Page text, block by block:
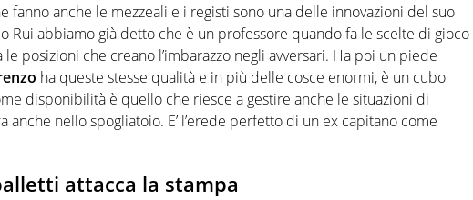
fanno anche le mezzeali e i registi sono una delle innovazioni del suo
Rui abbiamo già detto che è un professore quando fa le scelte di gioco
posizioni che creano l’imbarazzo negli avversari. Ha poi un piede
ha queste stesse qualità e in più delle cosce enormi, è un cubo
disponibilità è quello che riesce a gestire anche le situazioni di
anche nello spogliatoio. E’ l’erede perfetto di un ex capitano come
attacca la stampa